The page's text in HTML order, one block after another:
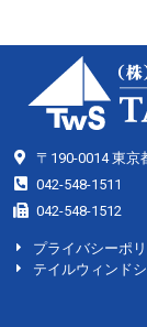
〒190-0014 東京
042-548-1511
042-548-1512
プライバシーポ
テイルウィンド